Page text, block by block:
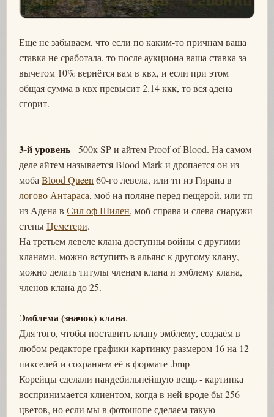
Еще не забываем, что если по каким-то причнам ваша
ставка не сработала, то после аукциона ваша ставка за
вычетом 10% вернётся вам в квх, и если при этом
общая сумма в квх превысит 2.14 ккк, то вся адена
сгорит.
3-й уровень- 500к SP и айтем Proof of Blood. На самом
деле айтем называется Blood Mark и дропается он из
мобаBlood Queen60-го левела, или тп из Гирана в
логово Антараса, моб на поляне перед пещерой, или тп
из Адена в Сил оф Шилен, моб справа и слева снаружи
стеныЦеметери.
На третьем левеле клана доступны войны с другими
кланами, можно вступить в альянс к другому клану,
можно делать титулы членам клана и эмблему клана,
членов клана до 25.
Эмблема (значок) клана.
Для того, чтобы поставить клану эмблему, создаём в
любом редакторе графики картинку размером 16 на 12
пикселей и сохраняем её в формате .bmp
Корейцы сделали наидебильнейшую вещь - картинка
воспринимается клиентом, когда в ней вроде бы 256
цветов, но если мы в фотошопе сделаем такую